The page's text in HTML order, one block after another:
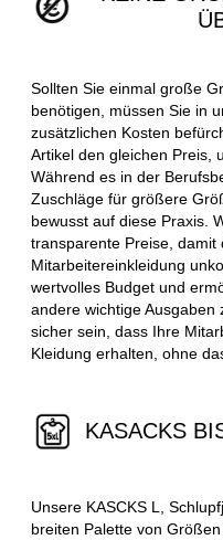
Sollten Sie einmal große
benötigen, müssen Sie in
zusätzlichen Kosten
Artikel den gleichen Preis,
Während es in der
Zuschläge für größere
bewusst auf diese Praxis.
transparente Preise, damit
Mitarbeitereinkleidung
wertvolles Budget und
andere wichtige Ausgaben
sicher sein, dass Ihre
Kleidung erhalten, ohne
KASACKS
Unsere KASCKS L,
breiten Palette von